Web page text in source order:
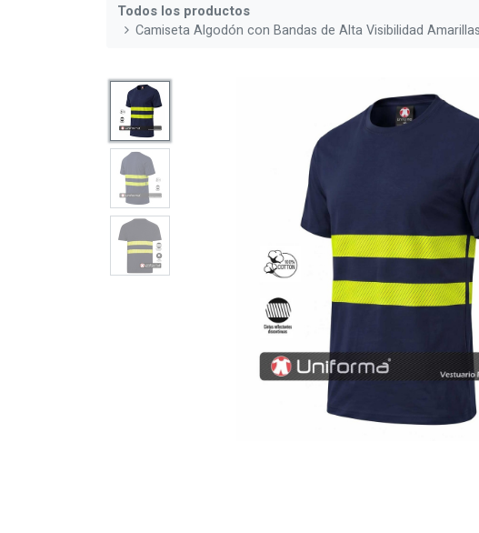
Todos los productos
Camiseta Algodón con Bandas de Alta Visibilidad